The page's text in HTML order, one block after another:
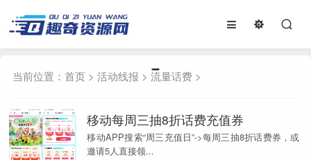
当前位置：首页 >活动线报 >流量话费 >
移动每周三抽8折话费充值券
移动APP搜索“周三充值日”->每周三抽8折话费券，或
邀请5人直接领...